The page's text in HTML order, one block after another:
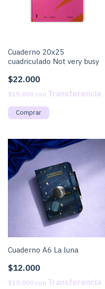
Cuaderno 20x25
cuadriculado Not very busy
$22.000
$19.800 con
Cuaderno A6 La luna
$12.000
$10.800 con